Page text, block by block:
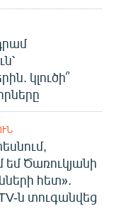
կլուծի՞
եմ Ծառուկյանի
հետ».
ն տուգանվեց